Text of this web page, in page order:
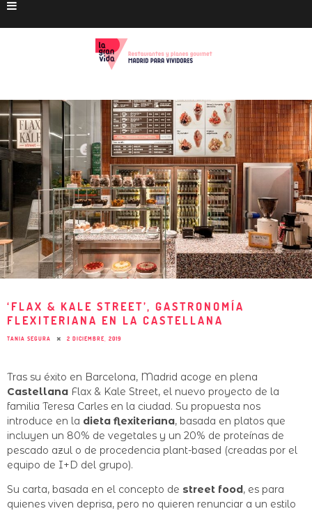
‘FLAX & KALE STREET’, GASTRONOMÍA
FLEXITERIANA EN LA CASTELLANA
TANIA SEGURA 2 DICIEMBRE, 2019
Tras su éxito en Barcelona, Madrid acoge en plena
Castellana Flax & Kale Street, el nuevo proyecto de la
familia Teresa Carles en la ciudad. Su propuesta nos
introduce en la dieta flexiteriana, basada en platos que
incluyen un 80% de vegetales y un 20% de proteínas de
pescado azul o de procedencia plant-based (creadas por el
equipo de I+D del grupo).
Su carta, basada en el concepto de street food, es para
quienes viven deprisa, pero no quieren renunciar a un estilo